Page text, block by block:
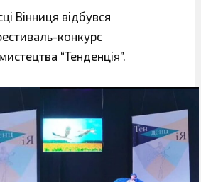
Вінниця відбувся
конкурс
“Тенденція”.